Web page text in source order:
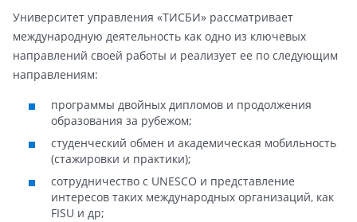
Университет управления «ТИСБИ» рассматривает
международную деятельность как одно из ключевых
направлений своей работы и реализует ее по следующим
направлениям:
программы двойных дипломов и продолжения
образования за рубежом;
студенческий обмен и академическая мобильность
(стажировки и практики);
сотрудничество с UNESCO и представление
интересов таких международных организаций, как
FISU и др;